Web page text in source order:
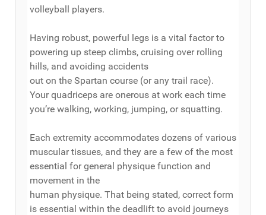
volleyball players.
Having robust, powerful legs is a vital factor to
powering up steep climbs, cruising over rolling
hills, and avoiding accidents
out on the Spartan course (or any trail race).
Your quadriceps are onerous at work each time
you’re walking, working, jumping, or squatting.
Each extremity accommodates dozens of various
muscular tissues, and they are a few of the most
essential for general physique function and
movement in the
human physique. That being stated, correct form
is essential within the deadlift to avoid journeys